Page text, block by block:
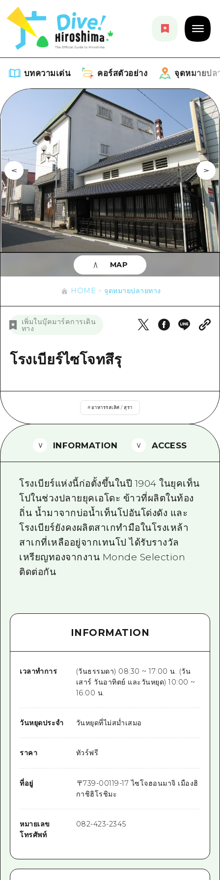
บทความเด่น คอร์สตัวอย่าง จุดหมายปล
บทความเด่น
รายการ
คำแนะนำ
ศิลปะ
งานอีเว้นท์ / เทศกาล
อาหารรสเลิศ / สุรา
การปั่นจักรยาน
ช้อปปิ้ง
กีฬา
สถานบันเทิงยามค่ำคืน
มาตรฐาน
การรักษา
ธรรมชาติ
คอร์สตัวอย่าง
รายการ
คู่มือ Dive! Hiroshima
ฮิโรชิม่า โมชิ โมชิ ทราเวล
บริเวณรอบเมืองฮิโรชิม่า
บิงโก
บริเวณรอบๆ มิยาจิมะ
จุดหมายปลายทาง
รายการ
บริเวณรอบเมืองฮิโรชิม่า
อากิ
บิงโก
บิโฮคุ
เกโฮคุ
จังหวัดเอฮิเมะ
อีเว้นท์
ข้อมูลตามฤดูกาล
ข้อมูลที่เป็นประโยชน์
รายการ
เข้าถึงเข้าถึง
สรุปการจราจรรอง
ตั๋วเที่ยวคุ้มค่าตั๋วเที่ยวคุ้มค่า
ฮิโรชิม่า ฟรี Wi-Fi
วิดีโอฮิโรชิม่า
คำถามที่พบบ่อย
ดาวน์โหลดรูปภาพ
ข้อมูลการขนส่งระหว่างเกิดภัยพิบัติ
ข่าว
HOME จุดหมายปลายทาง
เพิ่มในบุ๊คมาร์คการเดิน
ทาง
โรงเบียร์ไซโจทสึรุ
# อาหารรสเลิศ / สุรา
MAP
INFORMATION ACCESS
โรงเบียร์แห่งนี้ก่อตั้งขึ้นในปี 1904 ในยุคเท็น
โปในช่วงปลายยุคเอโดะ ข้าวที่ผลิตในท้อง
ถิ่น น้ำมาจากบ่อน้ำเท็นโปอันโด่งดัง และ
โรงเบียร์ยังคงผลิตสาเกทำมือในโรงเหล้า
สาเกที่เหลืออยู่จากเทนโป ได้รับรางวัล
เหรียญทองจากงาน Monde Selection
ติดต่อกัน
INFORMATION
เวลาทำการ
(วันธรรมดา) 08:30 ~ 17:00 น. (วัน
เสาร์ วันอาทิตย์ และวันหยุด) 10:00 ~
16:00 น.
วันหยุดประจำ วันหยุดที่ไม่สม่ำเสมอ
ราคา ทัวร์ฟรี
ที่อยู่ 〒739-00119-17 ไซโจฮอนมาจิ เมืองฮิ
กาชิฮิโรชิมะ
หมายเลข
โทรศัพท์
082-423-2345